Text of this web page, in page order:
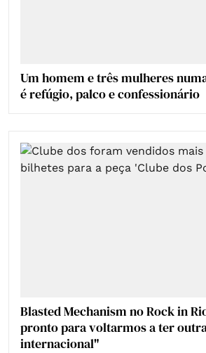
Um homem e três mulheres
é refúgio, palco e confessionário
Blasted Mechanism no Rock in
pronto para voltarmos a ter
internacional"